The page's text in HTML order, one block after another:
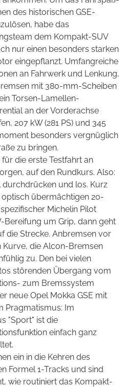
des historischen GSE-
habe das
dem Kompakt-SUV
nur einen besonders starken
eingepflanzt. Umfangreiche
an Fahrwerk und Lenkung,
mit 380-mm-Scheiben
Torsen-Lamellen-
an der Vorderachse
207 kW (281 PS) und 345
besonders vergnüglich
zu bringen.
für die erste Testfahrt an
auf den Rundkurs. Also:
durchdrücken und los. Kurz
optisch übermächtigen 20-
Michelin Pilot
Bereifung um Grip, dann geht
die Strecke. Anbremsen vor
Kurve, die Alcon-Bremsen
zu. Den bei vielen
störenden Übergang vom
zum Bremssystem
neue Opel Mokka GSE mit
Pragmatismus: Im
"Sport" ist die
einfach ganz
ein in die Kehren des
Formel 1-Tracks und sind
wie routiniert das Kompakt-